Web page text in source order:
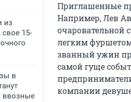
из
свое 15-
в
ввозные
Приглашенные
Например, Лев
очаровательной
легким
званный ужин
самой гуще
компании